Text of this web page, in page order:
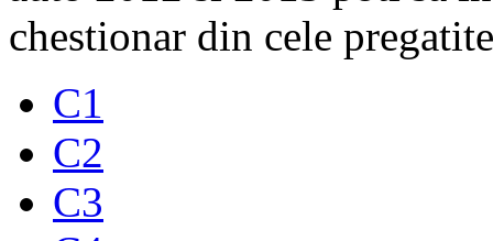
chestionar din cele
C1
C2
C3